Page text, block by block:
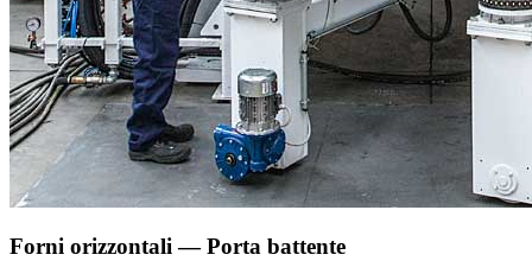
Forni orizzontali — Porta battente